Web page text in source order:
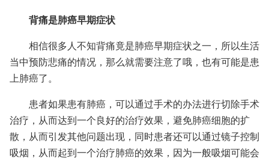
背痛是肺癌早期症状
相信很多人不知背痛竟是肺癌早期症状之一，所以生活
当中预防悲痛的情况，那么就需要注意了哦，也有可能是患
上肺癌了。
患者如果患有肺癌，可以通过手术的办法进行切除手术
治疗，从而达到一个良好的治疗效果，避免肺癌细胞的扩
散，从而引发其他问题出现，同时患者还可以通过镜子控制
吸烟，从而起到一个治疗肺癌的效果，因为一般吸烟可能会